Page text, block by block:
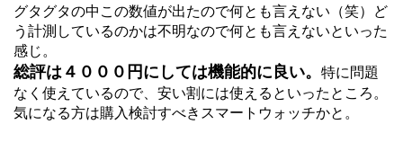
グタグタの中この数値が出たので何とも言えない（笑）ど
う計測しているのかは不明なので何とも言えないといった
感じ。
総評は４０００円にしては機能的に良い。 特に問題
なく使えているので、安い割には使えるといったところ。
気になる方は購入検討すべきスマートウォッチかと。